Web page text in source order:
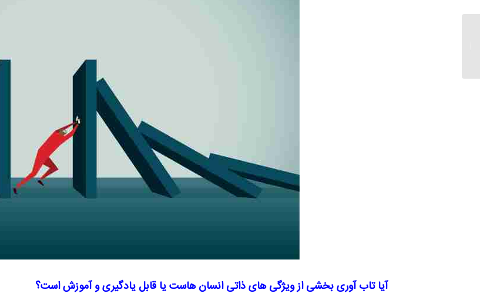
آیا تاب آوری بخشی از ویژگی های ذاتی انسان هاست یا قابل یادگیری و آموزش است؟